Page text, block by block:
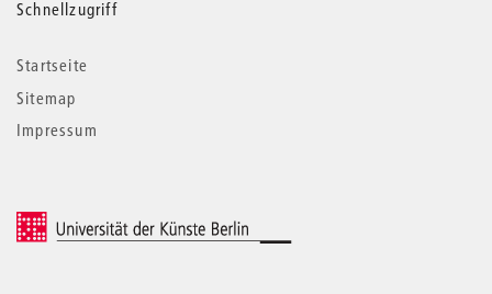
Weitere
Informationen
Schnellzugriff
Startseite
Sitemap
Impressum
© 2026 Universität der Künste Berlin